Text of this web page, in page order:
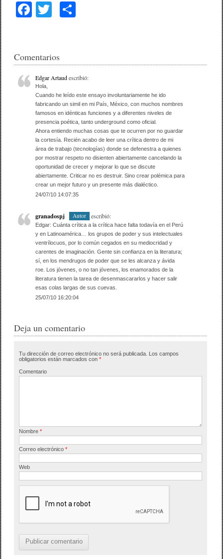
F
e
b
o
o
k
er
ar
tir
Comentarios
Edgar Artaudescribió:
Hola,
Cuando he leído este ensayo involuntariamente he ido
fabricando un simil en mi País, México, con muchos nombres
famosos en idénticas funciones y a diferentes niveles de
presencia poética, tanto underground como oficial.
Ahora entiendo muchas cosas que te ocurren por no guardar
la cortesía. Recién acabo de leer una crítica dentro de mi
área de trabajo (tecnologías) donde se defenestra a quienes
por mostrar respeto no disienten abiertamente cancelando la
oportunidad de crecer y mejorar lo que se discute
abiertamente. Criticar no es destruir. Sino crear polémica para
crear un mejor futuro y un presente más dialéctico.
24/07/10 14:07:35
granadospj Autor escribió:
Edgar: Cuánta crítica a la crítica hace falta todavía en el Perú
y en Latinoamérica… los grupos de poder y sus intelectuales
ventrílocuos, por lo común cegados en su mediocridad y
carentes de imaginación. Gente sin confianza en la literatura;
sí, en los mendrugos de poder que se les alcanza y ávida
roe. Los jóvenes, o no tan jóvenes, los enamorados de la
literatura tienen la tarea de desenmascararlos y hacer salir
esas colas largas de sus cuevas.
25/07/10 16:20:04
Deja un comentario
Tu dirección de correo electrónico no será publicada. Los campos
obligatorios están marcados con*
Comentario
Nombre*
Correo electrónico*
Web